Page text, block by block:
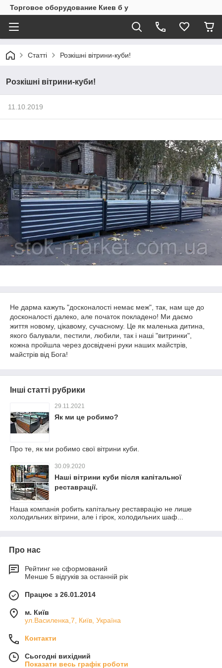
Торговое оборудование Киев б у
Статті Розкішні вітрини-куби!
Розкішні вітрини-куби!
11.10.2019
Не дарма кажуть "досконалості немає меж", так, нам ще до
досконалості далеко, але початок покладено! Ми даємо
життя новому, цікавому, сучасному. Це як маленька дитина,
якого балували, пестили, любили, так і наші "витринки",
кожна пройшла через досвідчені руки наших майстрів,
майстрів від Бога!
Інші статті рубрики
29.11.2021
Як ми це робимо?
Про те, як ми робимо свої вітрини куби.
30.09.2020
Наші вітрини куби після капітальної
реставрації.
Наша компанія робить капітальну реставрацію не лише
холодильних вітрини, але і гірок, холодильних шаф...
Про нас
Рейтинг не сформований
Менше 5 відгуків за останній рік
Працює з 26.01.2014
м. Київ
ул.Василенка,7, Київ, Україна
Контакти
Сьогодні вихідний
Показати весь графік роботи